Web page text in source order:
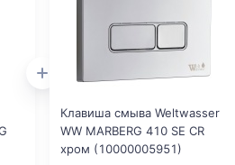
Клавиша смыва Weltwasser
WW MARBERG 410 SE CR
хром (10000005951)